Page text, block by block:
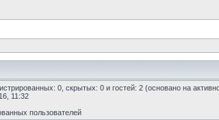
0, скрытых: 0 и гостей: 2 (основано на
11:32
пользователей